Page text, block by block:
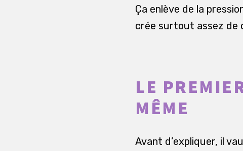
Ça enlève de la
crée surtout assez de
LE
MÊME
Avant d’expliquer, il